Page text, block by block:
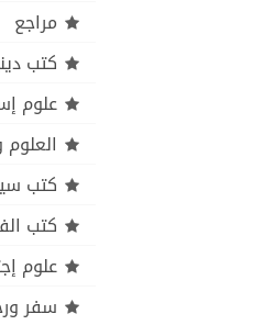
مراجع
كتب
علوم
كتب
كتب
علوم
سفر